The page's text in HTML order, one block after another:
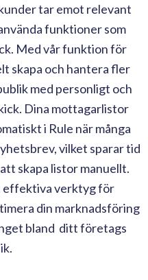
tar emot relevant
funktioner som
Med vår funktion för
skapa och hantera fler
med personligt och
Dina mottagarlistor
i Rule när många
vilket sparar tid
skapa listor manuellt.
effektiva verktyg för
din marknadsföring
bland ditt företags